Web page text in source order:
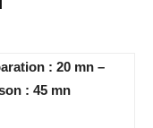
: 20 mn –
: 45 mn